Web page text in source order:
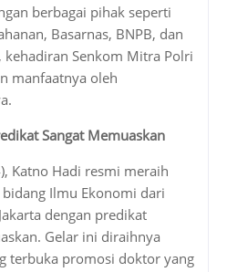
berbagai pihak seperti
Basarnas, BNPB, dan
kehadiran Senkom Mitra Polri
manfaatnya oleh
Sangat Memuaskan
Katno Hadi resmi meraih
Ilmu Ekonomi dari
dengan predikat
Gelar ini diraihnya
terbuka promosi doktor yang